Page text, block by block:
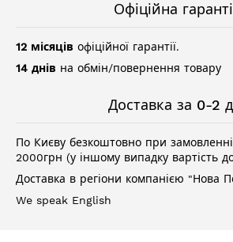
Офіційна
12 місяців офіційної гарантії.
14 днів на обмін/повернення товару
Доставка за 0-2
По Києву безкоштовно при
2000грн (у іншому випадку вартість
Доставка в регіони компанією "Нова
We speak English